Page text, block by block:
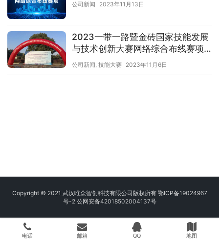
公司新闻 2023年11月13日
2023一带一路暨金砖国家技能发展
与技术创新大赛网络综合布线赛项
圆满闭幕
公司新闻, 技能大赛 2023年11月6日
Copyright © 2021 武汉唯众智创科技有限公司版权所有 鄂ICP备19024967
号-2 公网安备42018502004137号
电话 邮箱 QQ 地图